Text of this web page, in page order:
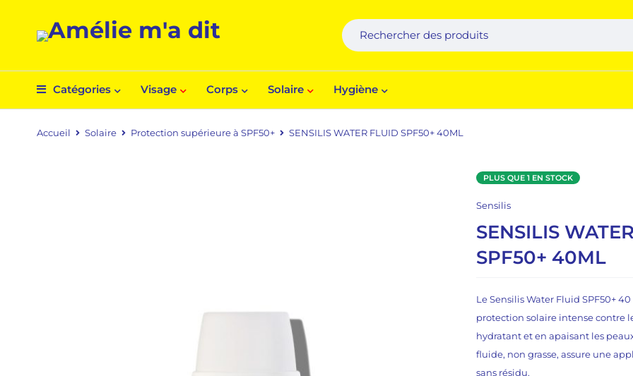
Catégories Visage Corps Solaire Hygiène
Accueil Solaire Protection supérieure à SPF50+ SENSILIS WATER FLUID SPF50+ 40ML
PLUS QUE 1 EN STOCK
Sensilis
SENSILIS
SPF50+ 40ML
Le Sensilis Water Fluid SPF50+
protection solaire intense contre
hydratant et en apaisant les
fluide, non grasse, assure une
sans résidu.